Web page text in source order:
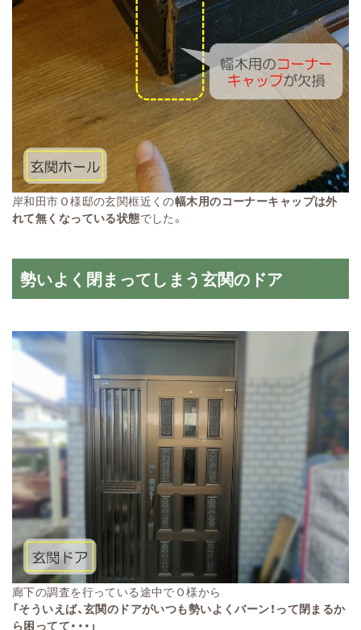
岸和田市Ｏ様邸の玄関框近くの幅木用のコーナーキャップは外
れて無くなっている状態でした。
勢いよく閉まってしまう玄関のドア
廊下の調査を行っている途中でＯ様から
「そういえば、玄関のドアがいつも勢いよくバーン！って閉まるか
ら困ってて・・・」